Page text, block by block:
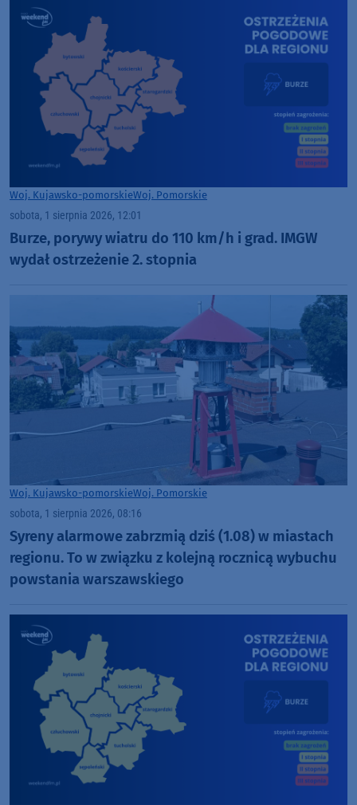
Woj. Kujawsko-pomorskieWoj. Pomorskie
sobota, 1 sierpnia 2026, 12:01
Burze, porywy wiatru do 110 km/h i grad. IMGW
wydał ostrzeżenie 2. stopnia
Woj. Kujawsko-pomorskieWoj. Pomorskie
sobota, 1 sierpnia 2026, 08:16
Syreny alarmowe zabrzmią dziś (1.08) w miastach
regionu. To w związku z kolejną rocznicą wybuchu
powstania warszawskiego